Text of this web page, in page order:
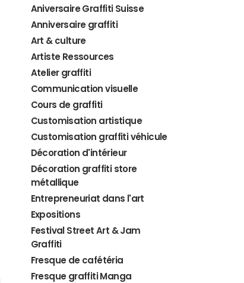
Aniversaire Graffiti Suisse
Anniversaire graffiti
Art & culture
Artiste Ressources
Atelier graffiti
Communication visuelle
Cours de graffiti
Customisation artistique
Customisation graffiti véhicule
Décoration d'intérieur
Décoration graffiti store
métallique
Entrepreneuriat dans l'art
Expositions
Festival Street Art & Jam
Graffiti
Fresque de cafétéria
Fresque graffiti Manga